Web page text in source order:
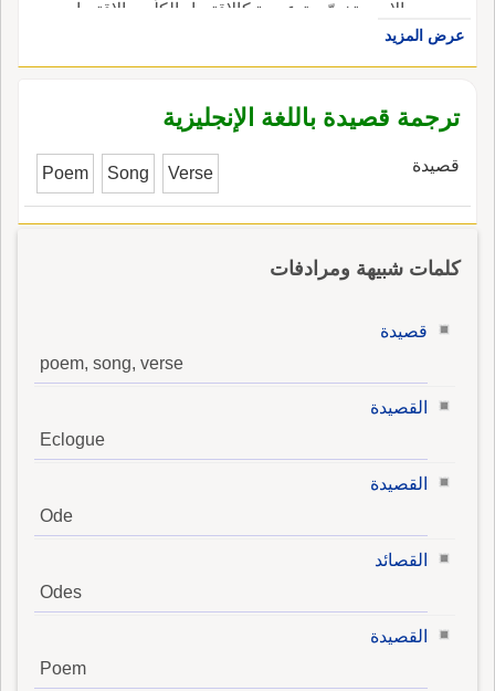
مجالات متخصّصة عديدة كالاقتصاد الكلّي والاقتصاد
الجزئي واقتصاديات العمل والاقتصاد الدولي والمال
والمصارف والاقتصاد القياسي والمالية العامّة. ،
عرض المزيد
ترجمة قصيدة باللغة الإنجليزية
قصيدة Poem Song Verse
كلمات شبيهة ومرادفات
قصيدة
poem, song, verse
القصيدة
Eclogue
القصيدة
Ode
القصائد
Odes
القصيدة
Poem